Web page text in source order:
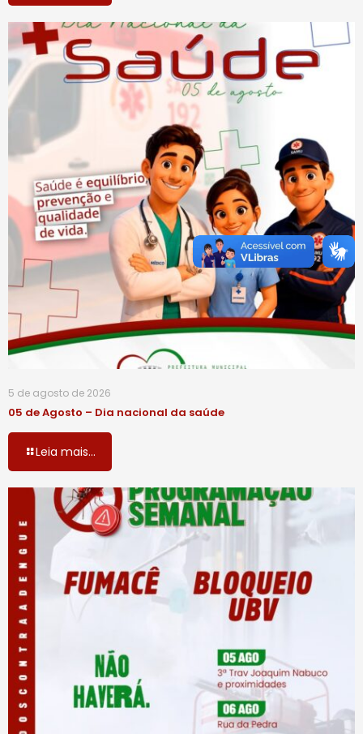
5 de agosto de 2026
05 de Agosto – Dia nacional da saúde
Leia mais...